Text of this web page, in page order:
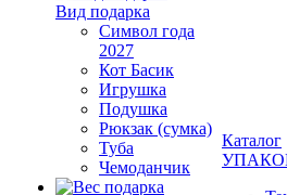
Вид подарка
Символ года
2027
Кот Басик
Игрушка
Подушка
Рюкзак (сумка)
Туба
Чемоданчик
Каталог